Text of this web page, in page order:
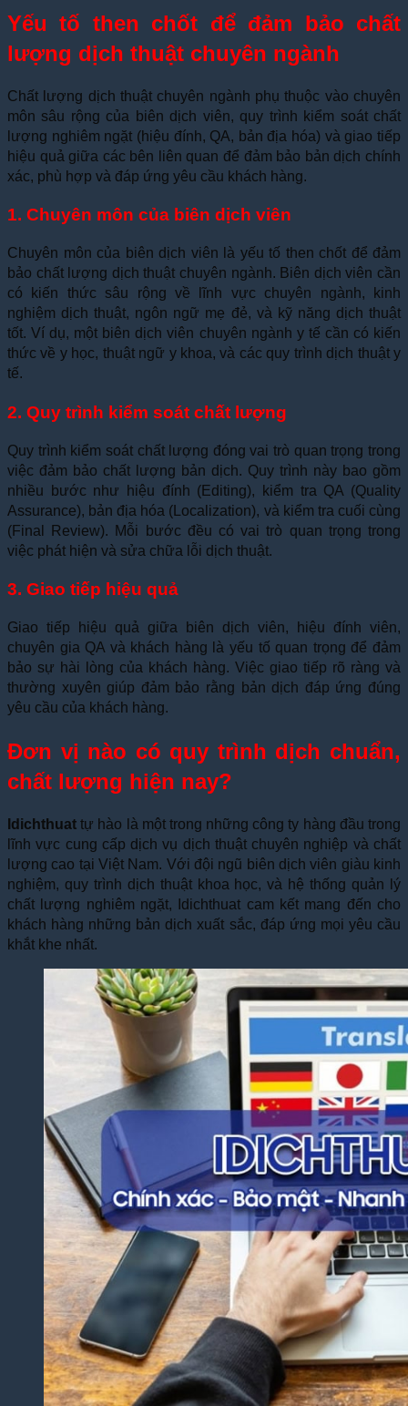
Yếu tố then chốt để đảm bảo chất
lượng dịch thuật chuyên ngành
Chất lượng dịch thuật chuyên ngành phụ thuộc vào chuyên
môn sâu rộng của biên dịch viên, quy trình kiểm soát chất
lượng nghiêm ngặt (hiệu đính, QA, bản địa hóa) và giao tiếp
hiệu quả giữa các bên liên quan để đảm bảo bản dịch chính
xác, phù hợp và đáp ứng yêu cầu khách hàng.
1. Chuyên môn của biên dịch viên
Chuyên môn của biên dịch viên là yếu tố then chốt để đảm
bảo chất lượng dịch thuật chuyên ngành. Biên dịch viên cần
có kiến thức sâu rộng về lĩnh vực chuyên ngành, kinh
nghiệm dịch thuật, ngôn ngữ mẹ đẻ, và kỹ năng dịch thuật
tốt. Ví dụ, một biên dịch viên chuyên ngành y tế cần có kiến
thức về y học, thuật ngữ y khoa, và các quy trình dịch thuật y
tế.
2. Quy trình kiểm soát chất lượng
Quy trình kiểm soát chất lượng đóng vai trò quan trọng trong
việc đảm bảo chất lượng bản dịch. Quy trình này bao gồm
nhiều bước như hiệu đính (Editing), kiểm tra QA (Quality
Assurance), bản địa hóa (Localization), và kiểm tra cuối cùng
(Final Review). Mỗi bước đều có vai trò quan trọng trong
việc phát hiện và sửa chữa lỗi dịch thuật.
3. Giao tiếp hiệu quả
Giao tiếp hiệu quả giữa biên dịch viên, hiệu đính viên,
chuyên gia QA và khách hàng là yếu tố quan trọng để đảm
bảo sự hài lòng của khách hàng. Việc giao tiếp rõ ràng và
thường xuyên giúp đảm bảo rằng bản dịch đáp ứng đúng
yêu cầu của khách hàng.
Đơn vị nào có quy trình dịch chuẩn,
chất lượng hiện nay?
Idichthuat tự hào là một trong những công ty hàng đầu trong
lĩnh vực cung cấp dịch vụ dịch thuật chuyên nghiệp và chất
lượng cao tại Việt Nam. Với đội ngũ biên dịch viên giàu kinh
nghiệm, quy trình dịch thuật khoa học, và hệ thống quản lý
chất lượng nghiêm ngặt, Idichthuat cam kết mang đến cho
khách hàng những bản dịch xuất sắc, đáp ứng mọi yêu cầu
khắt khe nhất.